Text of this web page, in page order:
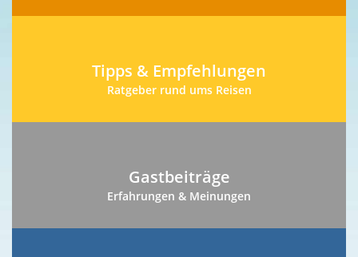
Tipps & Empfehlungen
Ratgeber rund ums Reisen
Gastbeiträge
Erfahrungen & Meinungen